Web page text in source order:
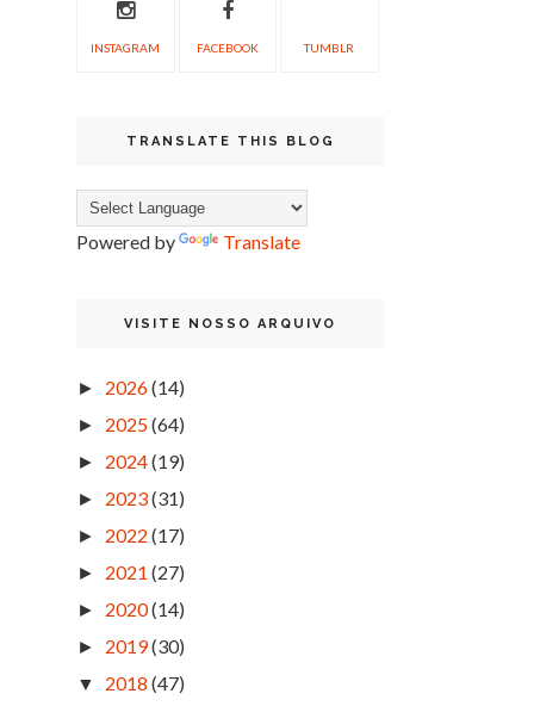
INSTAGRAM FACEBOOK TUMBLR
TRANSLATE THIS BLOG
Powered by Translate
VISITE NOSSO ARQUIVO
► 2026(14)
► 2025(64)
► 2024(19)
► 2023(31)
► 2022 (17)
► 2021 (27)
► 2020(14)
► 2019(30)
▼ 2018 (47)